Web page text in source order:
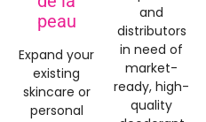
peau
Expand your
existing
skincare or
personal
and
distributors
in need of
market-
ready, high-
quality